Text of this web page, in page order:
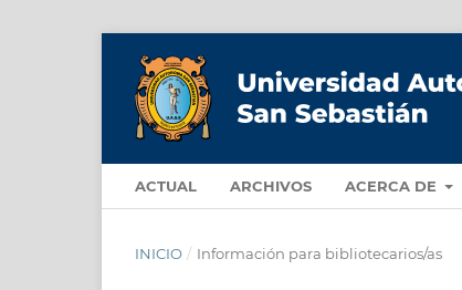
ACTUAL ARCHIVOS ACERCA DE
INICIO / Información para bibliotecarios/as